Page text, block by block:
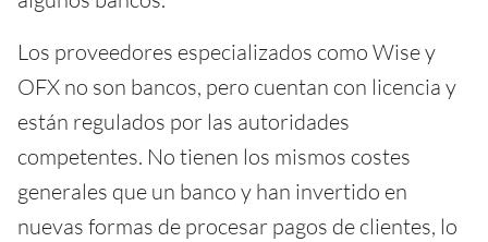
Los proveedores especializados como Wise y
OFX no son bancos, pero cuentan con licencia y
están regulados por las autoridades
competentes. No tienen los mismos costes
generales que un banco y han invertido en
nuevas formas de procesar pagos de clientes, lo